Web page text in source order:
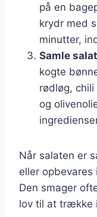
på en
krydr med
minutter,
Samle
kogte
rødløg,
og
Når salaten er
eller
Den smager
lov til at trække